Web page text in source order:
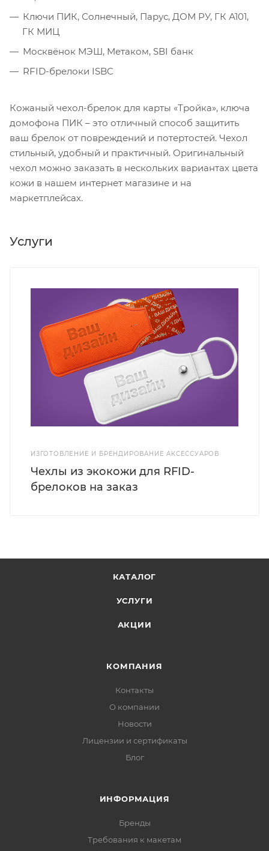
Ключи ПИК, Солнечный, Парус, ДОМ РУ, ГК А101,
ГК МИЦ
Москвёнок МЭШ, Метаком, SВI банк
RFID-брелоки ISBC
Кожаный чехол-брелок для карты «Тройка», ключа
домофона ПИК – это отличный способ защитить
ваш брелок от повреждений и потертостей. Чехол
стильный, удобный и практичный. Оригинальный
чехол можно заказать в нескольких вариантах цвета
кожи в нашем интернет магазине и на
маркетплейсах.
Услуги
ИЗГОТОВЛЕНИЕ И БРЕНДИРОВАНИЕ АКСЕССУАРОВ
Чехлы из экокожи для RFID-
брелоков на заказ
КАТАЛОГ
УСЛУГИ
АКЦИИ
КОМПАНИЯ
Контакты
О компании
Новости
Лицензии и сертификаты
Блог
ИНФОРМАЦИЯ
Бренды
Требования к макетам